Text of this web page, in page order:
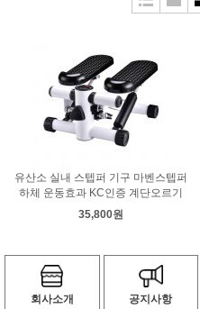
유산소 실내 스텝퍼 기구 마벤스텝퍼
하체 운동효과 KC인증 계단오르기
35,800원
회사소개 공지사항